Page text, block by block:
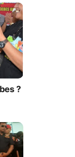
?